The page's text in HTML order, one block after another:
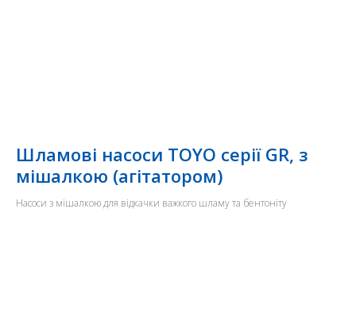
Шламові насоси TOYO серії GR, з
мішалкою (агітатором)
Насоси з мішалкою для відкачки важкого шламу та бентоніту